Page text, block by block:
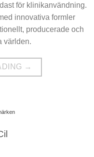
för klinikanvändning.
innovativa formler
producerade och
världen.
→